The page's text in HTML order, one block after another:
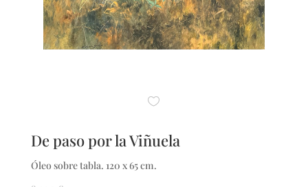
De paso por la Viñuela
Óleo sobre tabla. 120 x 65 cm.